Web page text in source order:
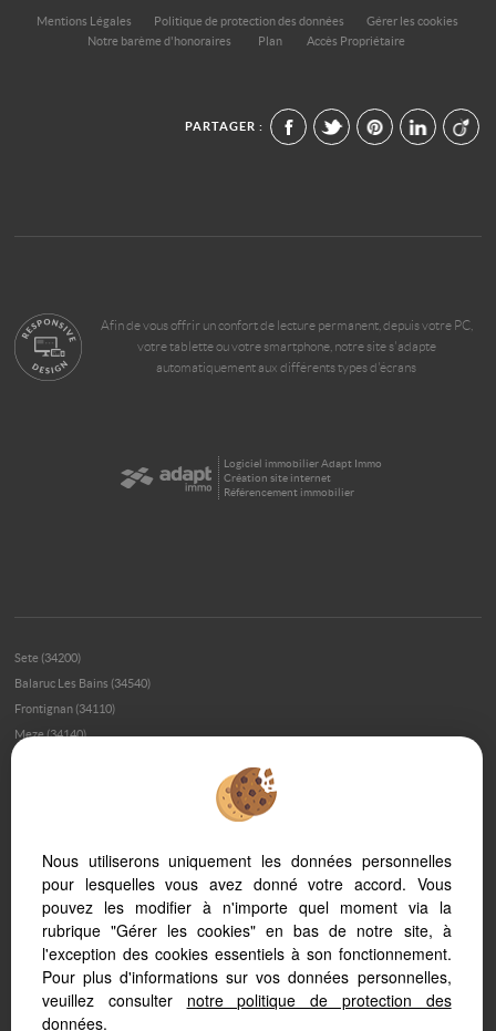
Mentions Légales Politique de protection des données
Gérer les cookies
Notre barème d'honoraires
Plan Accès Propriétaire
PARTAGER :
Afin de vous offrir un confort de lecture permanent, depuis votre PC,
votre tablette ou votre smartphone, notre site s'adapte
automatiquement aux différents types d'écrans
Logiciel immobilier Adapt Immo
Création site internet
Référencement immobilier
Sete (34200)
Balaruc Les Bains (34540)
Frontignan (34110)
Meze (34140)
Marseillan (34340)
Palavas Les Flots (34250)
Montpellier (34080)
Montagnac (34530)
Poussan (34560)
Balaruc Le Vieux (34540)
Nous utiliserons uniquement les données personnelles
pour lesquelles vous avez donné votre accord. Vous
pouvez les modifier à n'importe quel moment via la
rubrique "Gérer les cookies" en bas de notre site, à
l'exception des cookies essentiels à son fonctionnement.
Pour plus d'informations sur vos données personnelles,
veuillez consulter notre politique de protection des
données.